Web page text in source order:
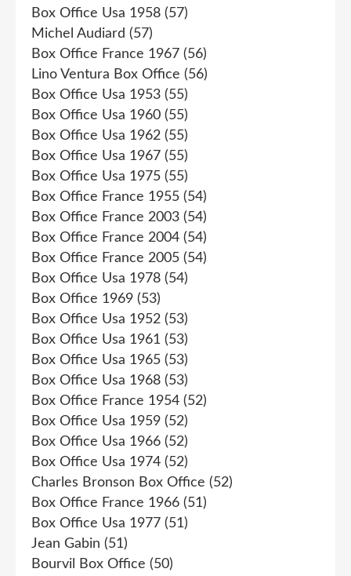
Box Office Usa 1958 (57)
Michel Audiard (57)
Box Office France 1967 (56)
Lino Ventura Box Office (56)
Box Office Usa 1953 (55)
Box Office Usa 1960 (55)
Box Office Usa 1962 (55)
Box Office Usa 1967 (55)
Box Office Usa 1975 (55)
Box Office France 1955 (54)
Box Office France 2003 (54)
Box Office France 2004 (54)
Box Office France 2005 (54)
Box Office Usa 1978 (54)
Box Office 1969 (53)
Box Office Usa 1952 (53)
Box Office Usa 1961 (53)
Box Office Usa 1965 (53)
Box Office Usa 1968 (53)
Box Office France 1954 (52)
Box Office Usa 1959 (52)
Box Office Usa 1966 (52)
Box Office Usa 1974 (52)
Charles Bronson Box Office (52)
Box Office France 1966 (51)
Box Office Usa 1977 (51)
Jean Gabin (51)
Bourvil Box Office (50)